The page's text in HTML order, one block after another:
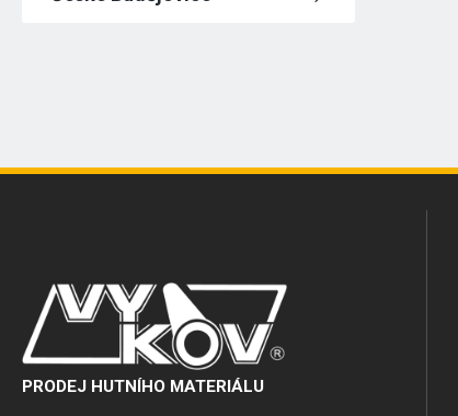
PRODEJ HUTNÍHO MATERIÁLU